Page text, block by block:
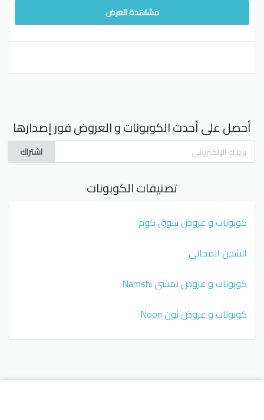
مشاهدة العرض
أحصل على أحدث الكوبونات و العروض فور إصدارها
اشتراك
تصنيفات الكوبونات
كوبونات و عروض سوق كوم
الشحن المجاني
كوبونات و عروض نمشي Namshi
كوبونات و عروض نون Noon